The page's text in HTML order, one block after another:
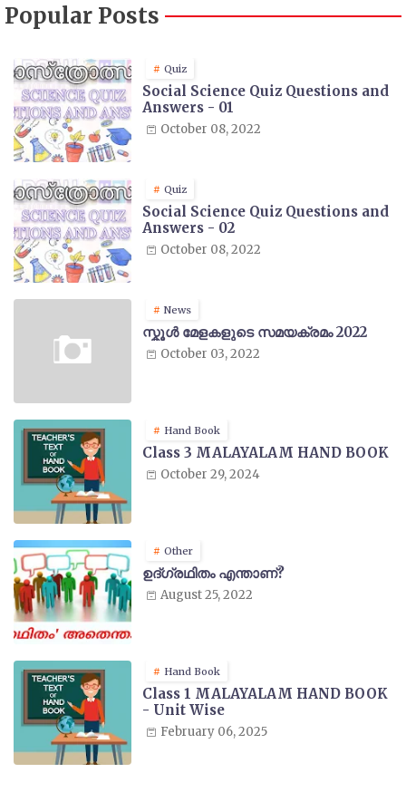
Popular Posts
Quiz
Social Science Quiz Questions and
Answers - 01
October 08, 2022
Quiz
Social Science Quiz Questions and
Answers - 02
October 08, 2022
News
സ്കൂൾ മേളകളുടെ സമയക്രമം 2022
October 03, 2022
Hand Book
Class 3 MALAYALAM HAND BOOK
October 29, 2024
Other
ഉദ്ഗ്രഥിതം എന്താണ്?
August 25, 2022
Hand Book
Class 1 MALAYALAM HAND BOOK
- Unit Wise
February 06, 2025